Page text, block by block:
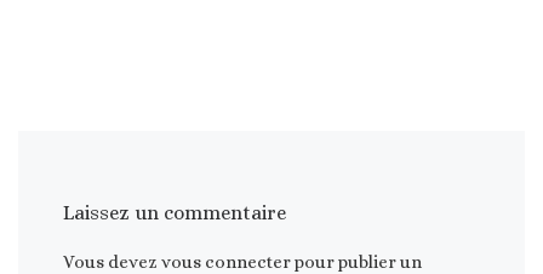
Laissez un commentaire
Vous devez vous connecterpour publier un